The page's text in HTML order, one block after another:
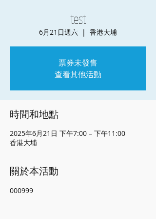
test
6月21日週六
  |
香港大埔
票券未發售
查看其他活動
時間和地點
2025年6月21日 下午7:00 – 下午11:00
香港大埔
關於本活動
000999